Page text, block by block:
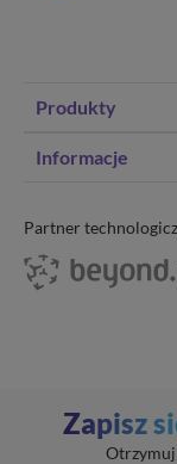
Produkty
Transfer domeny
Poczta e-mail
Cennik opłat
Informacje
Program
Blog
Kariera
Kontakt
Uptime zenbox
Zapisz
Otrzymuj
Partner